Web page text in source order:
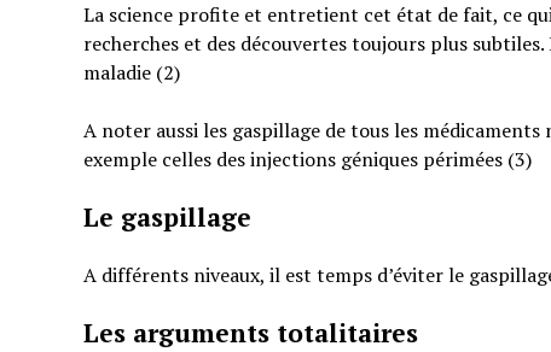
La science profite et entretient cet état de fait, ce
recherches et des découvertes toujours plus
maladie (2)
A noter aussi les gaspillage de tous les
exemple celles des injections géniques périmées (3)
Le gaspillage
A différents niveaux, il est temps d’éviter le
Les arguments totalitaires